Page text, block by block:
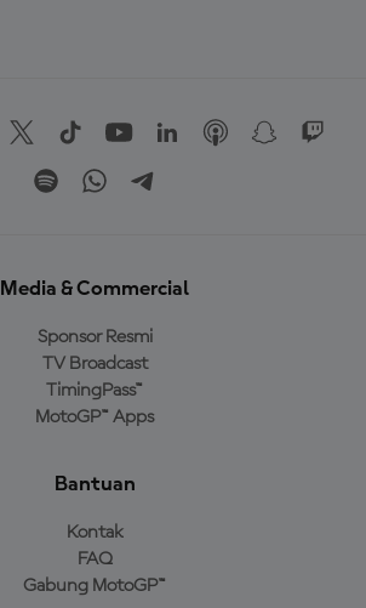
Media & Commercial
Sponsor Resmi
TV Broadcast
TimingPass™
MotoGP™ Apps
Bantuan
Kontak
FAQ
Gabung MotoGP™